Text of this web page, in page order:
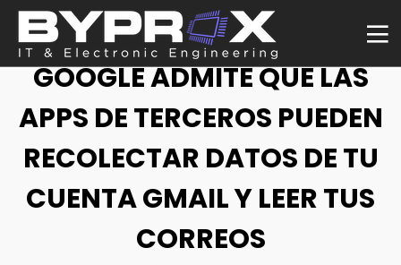
NOTICIA
GOOGLE ADMITE QUE LAS
APPS DE TERCEROS PUEDEN
RECOLECTAR DATOS DE TU
CUENTA GMAIL Y LEER TUS
CORREOS